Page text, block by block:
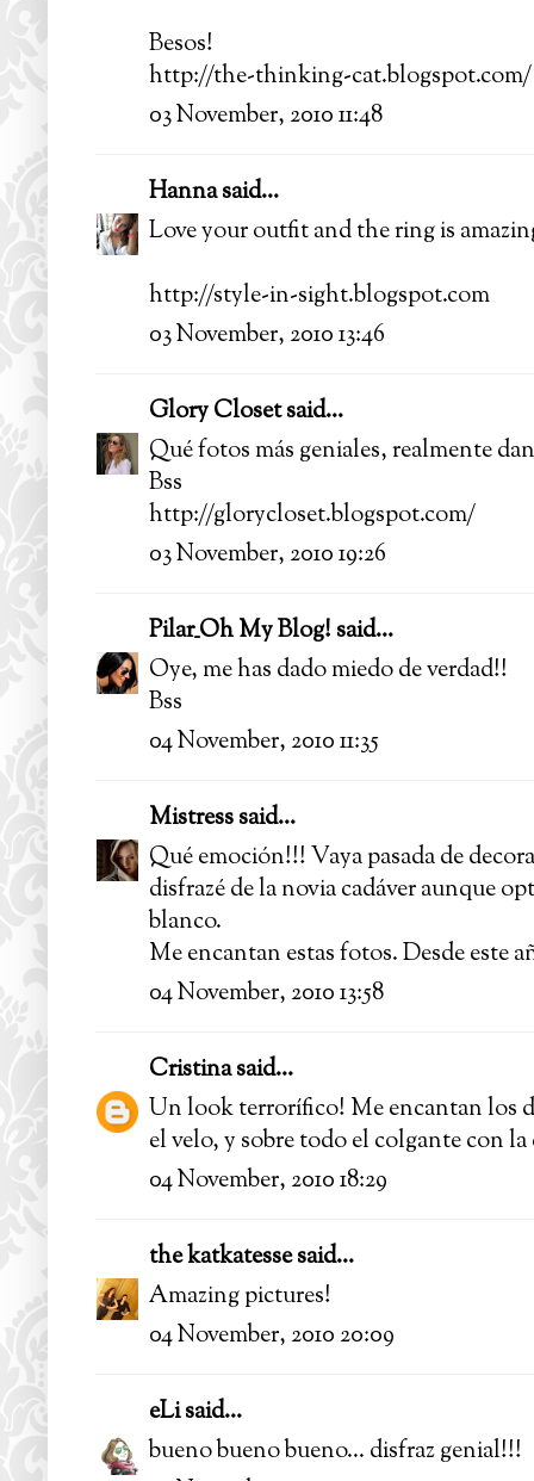
Besos!
http://the-thinking-cat.blogspot.com/
03 November, 2010 11:48
Hannasaid...
Love your outfit and the ring is
http://style-in-sight.blogspot.com
03 November, 2010 13:46
Glory Closetsaid...
Qué fotos más geniales, realmente
Bss
http://glorycloset.blogspot.com/
03 November, 2010 19:26
Pilar_Oh My Blog! said...
Oye, me has dado miedo de verdad!!
Bss
04 November, 2010 11:35
Mistresssaid...
Qué emoción!!! Vaya pasada de
disfrazé de la novia cadáver aunque
blanco.
Me encantan estas fotos. Desde este
04 November, 2010 13:58
Cristinasaid...
Un look terrorífico! Me encantan los
el velo, y sobre todo el colgante con
04 November, 2010 18:29
the katkatessesaid...
Amazing pictures!
04 November, 2010 20:09
eLisaid...
bueno bueno bueno... disfraz genial!!!